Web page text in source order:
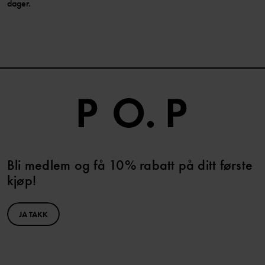
dager.
Bli medlem og få 10% rabatt på ditt første
kjøp!
JA TAKK